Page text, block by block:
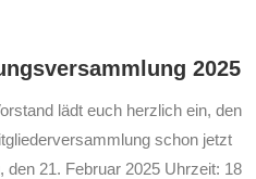
2025
lädt euch herzlich ein, den
schon jetzt
21. Februar 2025 Uhrzeit: 18